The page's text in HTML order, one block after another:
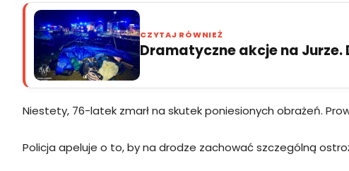
CZYTAJ RÓWNIEŻ
Dramatyczne akcje na Jurze.
Niestety, 76-latek zmarł na skutek poniesionych obrażeń.
Policja apeluje o to, by na drodze zachować szczególną